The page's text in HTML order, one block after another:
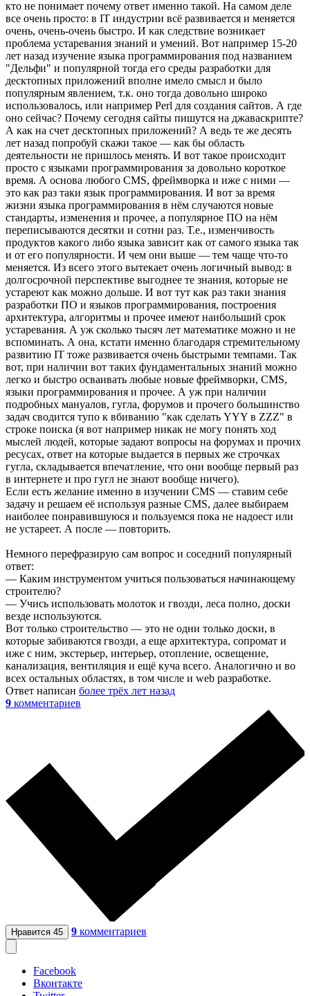
кто не понимает почему ответ именно такой. На самом деле
все очень просто: в IT индустрии всё развивается и меняется
очень, очень-очень быстро. И как следствие возникает
проблема устаревания знаний и умений. Вот например 15-20
лет назад изучение языка программирования под названием
"Дельфи" и популярной тогда его среды разработки для
десктопных приложений вполне имело смысл и было
популярным явлением, т.к. оно тогда довольно широко
использовалось, или например Perl для создания сайтов. А где
оно сейчас? Почему сегодня сайты пишутся на джаваскрипте?
А как на счет десктопных приложений? А ведь те же десять
лет назад попробуй скажи такое — как бы область
деятельности не пришлось менять. И вот такое происходит
просто с языками программирования за довольно короткое
время. А основа любого CMS, фреймворка и иже с ними —
это как раз таки язык программирования. И вот за время
жизни языка программирования в нём случаются новые
стандарты, изменения и прочее, а популярное ПО на нём
переписываются десятки и сотни раз. Т.е., изменчивость
продуктов какого либо языка зависит как от самого языка так
и от его популярности. И чем они выше — тем чаще что-то
меняется. Из всего этого вытекает очень логичный вывод: в
долгосрочной перспективе выгоднее те знания, которые не
устареют как можно дольше. И вот тут как раз таки знания
разработки ПО и языков программирования, построения
архитектура, алгоритмы и прочее имеют наибольший срок
устаревания. А уж сколько тысяч лет математике можно и не
вспоминать. А она, кстати именно благодаря стремительному
развитию IT тоже развивается очень быстрыми темпами. Так
вот, при наличии вот таких фундаментальных знаний можно
легко и быстро осваивать любые новые фреймворки, CMS,
языки программирования и прочее. А уж при наличии
подробных мануалов, гугла, форумов и прочего большинство
задач сводится тупо к вбиванию "как сделать YYY в ZZZ" в
строке поиска (я вот например никак не могу понять ход
мыслей людей, которые задают вопросы на форумах и прочих
ресусах, ответ на которые выдается в первых же строчках
гугла, складывается впечатление, что они вообще первый раз
в интернете и про гугл не знают вообще ничего).
Если есть желание именно в изучении CMS — ставим себе
задачу и решаем её используя разные CMS, далее выбираем
наиболее понравившуюся и пользуемся пока не надоест или
не устареет. А после — повторить.
Немного перефразирую сам вопрос и соседний популярный
ответ:
— Каким инструментом учиться пользоваться начинающему
строителю?
— Учись использовать молоток и гвозди, леса полно, доски
везде используются.
Вот только строительство — это не одни только доски, в
которые забиваются гвозди, а еще архитектура, сопромат и
иже с ним, экстерьер, интерьер, отопление, освещение,
канализация, вентиляция и ещё куча всего. Аналогично и во
всех остальных областях, в том числе и web разработке.
Ответ написан более трёх лет назад
9 комментариев
Нравится 45 9 комментариев
Facebook
Вконтакте